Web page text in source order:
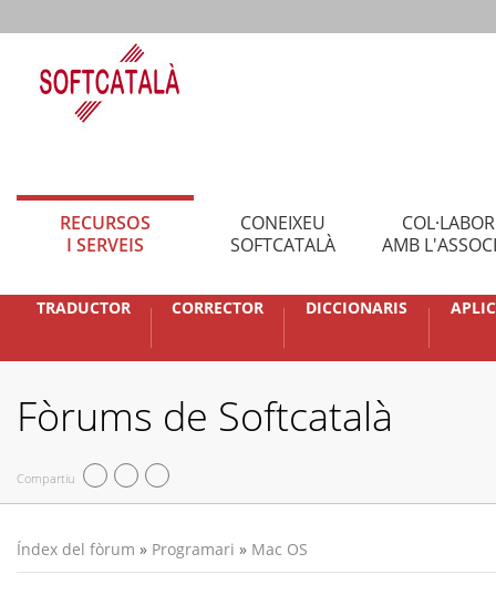
RECURSOS
I SERVEIS
CONEIXEU
SOFTCATALÀ
AMB
TRADUCTOR CORRECTOR DICCIONARIS
Fòrums de Softcatalà
Compartiu
Índex del fòrum » Programari » Mac OS